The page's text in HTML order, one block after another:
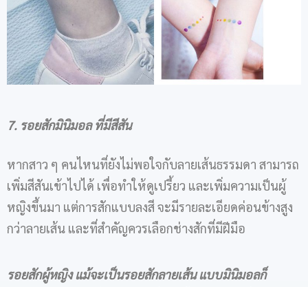
7. รอยสักมินิมอล ที่มีสีสัน
หากสาว ๆ คนไหนที่ยังไม่พอใจกับลายเส้นธรรมดา สามารถ
เพิ่มสีสันเข้าไปได้ เพื่อทำให้ดูเปรี้ยว และเพิ่มความเป็นผู้
หญิงขึ้นมา แต่การสักแบบลงสี จะมีรายละเอียดค่อนข้างสูง
กว่าลายเส้น และที่สำคัญควรเลือกช่างสักที่มีฝีมือ
รอยสักผู้หญิง แม้จะเป็นรอยสักลายเส้น แบบมินิมอลก็